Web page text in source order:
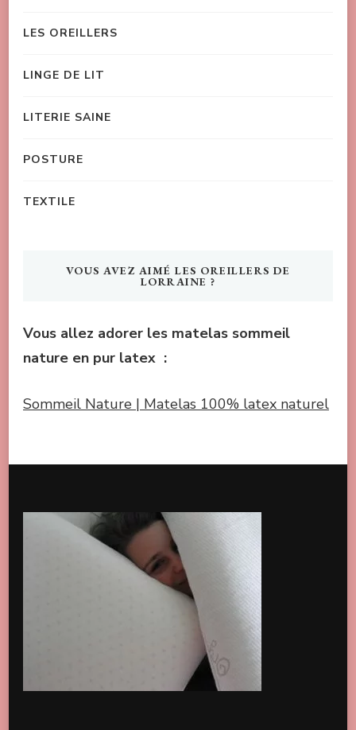
LES OREILLERS
LINGE DE LIT
LITERIE SAINE
POSTURE
TEXTILE
VOUS AVEZ AIMÉ LES OREILLERS DE
LORRAINE ?
Vous allez adorer les matelas sommeil
nature en pur latex :
Sommeil Nature | Matelas 100% latex naturel